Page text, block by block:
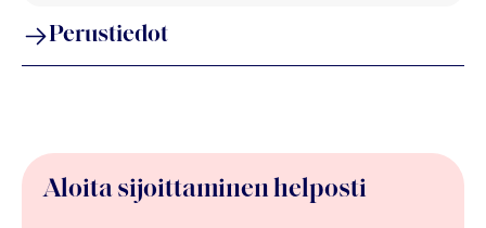
Perustiedot
Aloita sijoittaminen helposti